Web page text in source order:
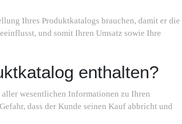
Ihres Produktkatalogs brauchen, damit er die
und somit Ihren Umsatz sowie Ihre
enthalten?
wesentlichen Informationen zu Ihren
dass der Kunde seinen Kauf abbricht und